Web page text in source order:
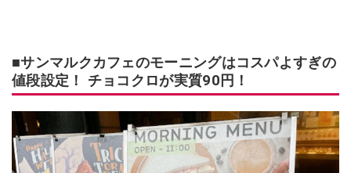
■サンマルクカフェのモーニングはコスパよすぎの
値段設定！ チョコクロが実質90円！